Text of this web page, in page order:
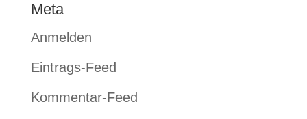
Meta
Anmelden
Eintrags-Feed
Kommentar-Feed